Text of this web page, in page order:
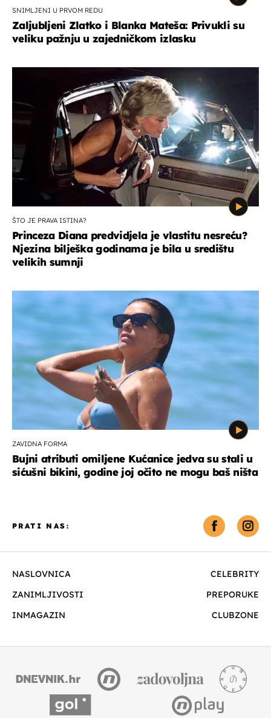
SNIMLJENI U PRVOM REDU
Zaljubljeni Zlatko i Blanka Mateša: Privukli su
veliku pažnju u zajedničkom izlasku
ŠTO JE PRAVA ISTINA?
Princeza Diana predvidjela je vlastitu nesreću?
Njezina bilješka godinama je bila u središtu
velikih sumnji
ZAVIDNA FORMA
Bujni atributi omiljene Kućanice jedva su stali u
sićušni bikini, godine joj očito ne mogu baš ništa
NASLOVNICA
CELEBRITY
ZANIMLJIVOSTI
PREPORUKE
INMAGAZIN
CLUBZONE
PRATI NAS: